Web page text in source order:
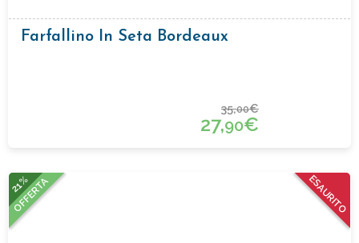
Farfallino In Seta Bordeaux
35,00€
27,90€
ESAURITO
21%
OFFERTA